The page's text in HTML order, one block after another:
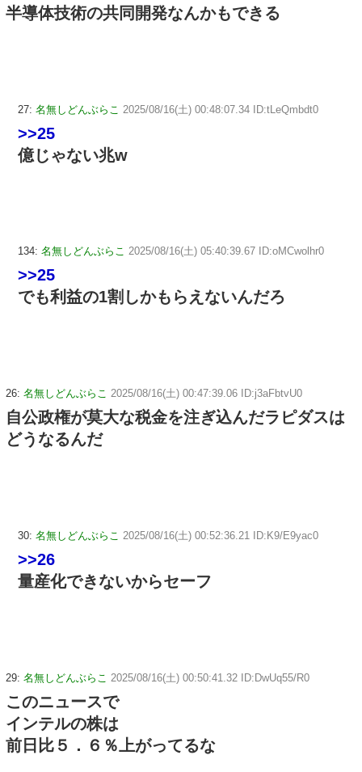
半導体技術の共同開発なんかもできる
27: 名無しどんぶらこ 2025/08/16(土) 00:48:07.34 ID:tLeQmbdt0
>>25
億じゃない兆w
134: 名無しどんぶらこ 2025/08/16(土) 05:40:39.67 ID:oMCwolhr0
>>25
でも利益の1割しかもらえないんだろ
26: 名無しどんぶらこ 2025/08/16(土) 00:47:39.06 ID:j3aFbtvU0
自公政権が莫大な税金を注ぎ込んだラピダスは
どうなるんだ
30: 名無しどんぶらこ 2025/08/16(土) 00:52:36.21 ID:K9/E9yac0
>>26
量産化できないからセーフ
29: 名無しどんぶらこ 2025/08/16(土) 00:50:41.32 ID:DwUq55/R0
このニュースで
インテルの株は
前日比５．６％上がってるな